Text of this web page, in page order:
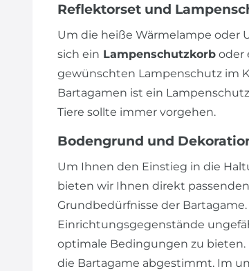
Reflektorset und
Um die heiße Wärmelampe oder
sich ein Lampenschutzkorb oder
gewünschten Lampenschutz im
Bartagamen ist ein
Tiere sollte immer vorgehen.
Bodengrund und
Um Ihnen den Einstieg in die
bieten wir Ihnen direkt passenden
Grundbedürfnisse der
Einrichtungsgegenstände
optimale Bedingungen zu bieten.
die Bartagame abgestimmt. Im